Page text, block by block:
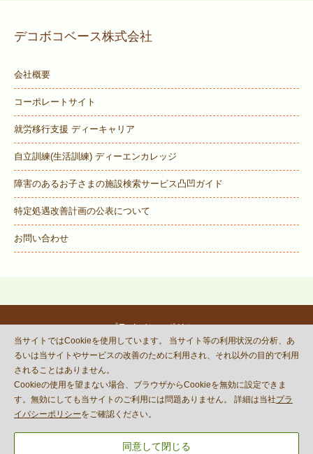
デコボコベース株式会社
会社概要
コーポレートサイト
就労移行支援 ディーキャリア
自立訓練(生活訓練) ディーエンカレッジ
障害のあるお子さまの施設検索サービス凸凹ガイド
特定処遇改善計画の公表について
お問い合わせ
プライバシーポリシー
© DECOBOCO BASE Co.,Ltd.
and Terms of Serviceapply.
当サイトではCookieを使用しています。 当サイト等の利用状況の分析、あ
るいは当サイトやサービスの改善のために利用され、それ以外の目的で利用
されることはありません。
Cookieの使用を望まない場合、ブラウザからCookieを無効に設定できま
す。無効にしても当サイトのご利用には問題ありません。 詳細は当社プラ
イバシーポリシーをご確認ください。
同意して閉じる